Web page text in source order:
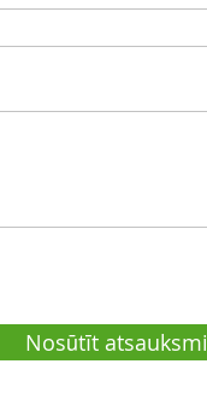
Nosūtīt atsauksmi